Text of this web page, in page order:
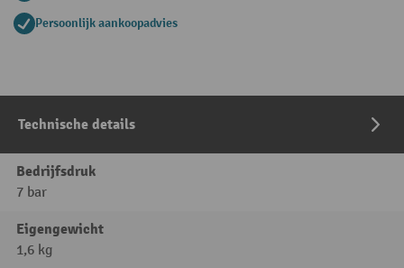
Persoonlijk aankoopadvies
Technische details
Bedrijfsdruk
7 bar
Eigengewicht
1,6 kg